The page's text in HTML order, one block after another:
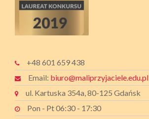
+48 601 659 438
Email: biuro@maliprzyjaciele.edu.pl
ul. Kartuska 354a, 80-125 Gdańsk
Pon - Pt 06:30 - 17:30